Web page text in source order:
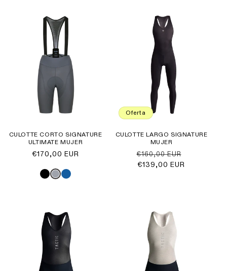
CULOTTE CORTO SIGNATURE
ULTIMATE MUJER
Precio
€170,00 EUR
Oferta
CULOTTE LARGO SIGNATURE
MUJER
Precio
habitual
€160,00 EUR
€139,00 EUR